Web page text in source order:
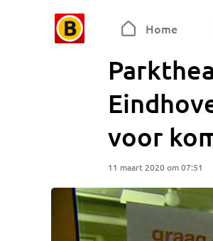
Home
voor
11 maart 2020 om 07:51